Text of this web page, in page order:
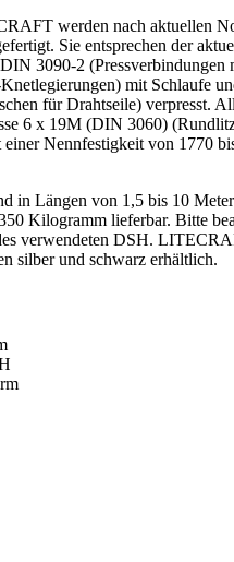
werden nach aktuellen
Sie entsprechen der
3090-2 (Pressverbindungen
mit Schlaufe
für Drahtseile) verpresst.
6 x 19M (DIN 3060)
einer Nennfestigkeit von 1770
in Längen von 1,5 bis 10
Kilogramm lieferbar. Bitte
verwendeten DSH.
silber und schwarz erhältlich.